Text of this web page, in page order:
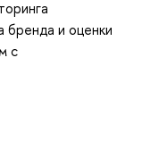
бренда и оценки
с